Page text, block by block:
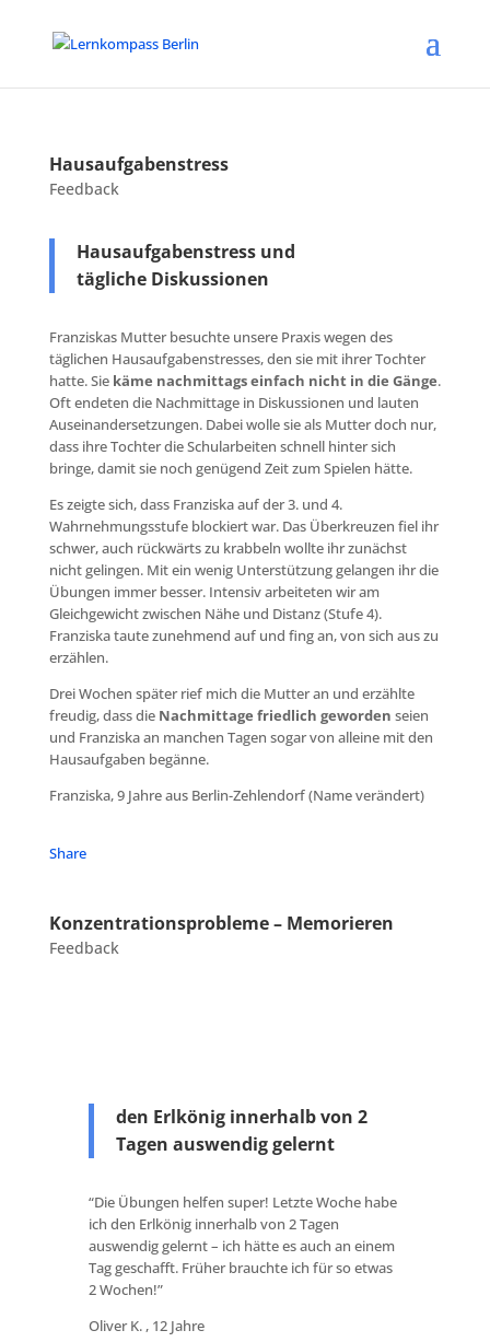
Hausaufgabenstress
Feedback
Hausaufgabenstress und
tägliche Diskussionen
Franziskas Mutter besuchte unsere Praxis wegen des
täglichen Hausaufgabenstresses, den sie mit ihrer Tochter
hatte. Sie käme nachmittags einfach nicht in die Gänge.
Oft endeten die Nachmittage in Diskussionen und lauten
Auseinandersetzungen. Dabei wolle sie als Mutter doch nur,
dass ihre Tochter die Schularbeiten schnell hinter sich
bringe, damit sie noch genügend Zeit zum Spielen hätte.
Es zeigte sich, dass Franziska auf der 3. und 4.
Wahrnehmungsstufe blockiert war. Das Überkreuzen fiel ihr
schwer, auch rückwärts zu krabbeln wollte ihr zunächst
nicht gelingen. Mit ein wenig Unterstützung gelangen ihr die
Übungen immer besser. Intensiv arbeiteten wir am
Gleichgewicht zwischen Nähe und Distanz (Stufe 4).
Franziska taute zunehmend auf und fing an, von sich aus zu
erzählen.
Drei Wochen später rief mich die Mutter an und erzählte
freudig, dass die Nachmittage friedlich geworden seien
und Franziska an manchen Tagen sogar von alleine mit den
Hausaufgaben begänne.
Franziska, 9 Jahre aus Berlin-Zehlendorf (Name verändert)
Share
Konzentrationsprobleme – Memorieren
Feedback
den Erlkönig innerhalb von 2
Tagen auswendig gelernt
“Die Übungen helfen super! Letzte Woche habe
ich den Erlkönig innerhalb von 2 Tagen
auswendig gelernt – ich hätte es auch an einem
Tag geschafft. Früher brauchte ich für so etwas
2 Wochen!”
Oliver K. , 12 Jahre